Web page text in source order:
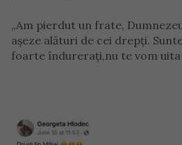
„Am pierdut un frate,
așeze alături de cei drepți.
foarte îndurerați,nu te vom